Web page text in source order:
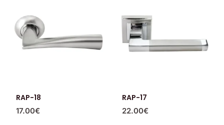
RAP-18
17.00€
RAP-17
22.00€